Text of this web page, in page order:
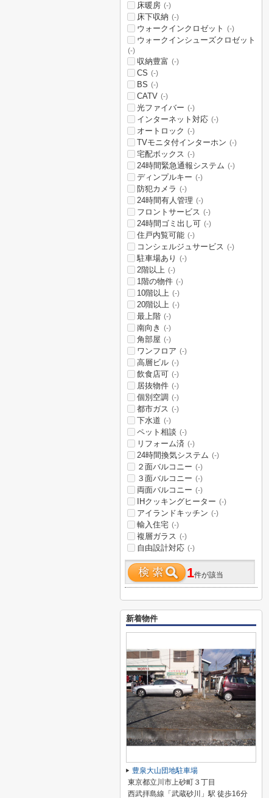
床暖房 (-)
床下収納 (-)
ウォークインクロゼット (-)
ウォークインシューズクロゼット
(-)
収納豊富 (-)
CS (-)
BS (-)
CATV (-)
光ファイバー (-)
インターネット対応 (-)
オートロック (-)
TVモニタ付インターホン (-)
宅配ボックス (-)
24時間緊急通報システム (-)
ディンプルキー (-)
防犯カメラ (-)
24時間有人管理 (-)
フロントサービス (-)
24時間ゴミ出し可 (-)
住戸内覧可能 (-)
コンシェルジュサービス (-)
駐車場あり (-)
2階以上 (-)
1階の物件 (-)
10階以上 (-)
20階以上 (-)
最上階 (-)
南向き (-)
角部屋 (-)
ワンフロア (-)
高層ビル (-)
飲食店可 (-)
居抜物件 (-)
個別空調 (-)
都市ガス (-)
下水道 (-)
ペット相談 (-)
リフォーム済 (-)
24時間換気システム (-)
２面バルコニー (-)
３面バルコニー (-)
両面バルコニー (-)
IHクッキングヒーター (-)
アイランドキッチン (-)
輸入住宅 (-)
複層ガラス (-)
自由設計対応 (-)
1件が該当
新着物件
豊泉大山団地駐車場
東京都立川市上砂町３丁目
西武拝島線「武蔵砂川」駅 徒歩16分